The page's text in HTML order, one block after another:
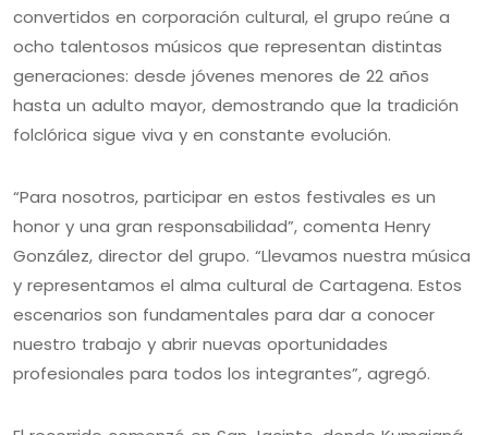
convertidos en corporación cultural, el grupo reúne a
ocho talentosos músicos que representan distintas
generaciones: desde jóvenes menores de 22 años
hasta un adulto mayor, demostrando que la tradición
folclórica sigue viva y en constante evolución.
“Para nosotros, participar en estos festivales es un
honor y una gran responsabilidad”, comenta Henry
González, director del grupo. “Llevamos nuestra música
y representamos el alma cultural de Cartagena. Estos
escenarios son fundamentales para dar a conocer
nuestro trabajo y abrir nuevas oportunidades
profesionales para todos los integrantes”, agregó.